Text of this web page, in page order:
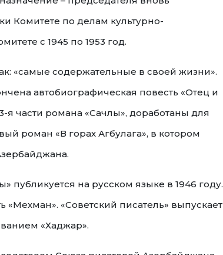
Комитете по делам культурно-
с 1945 по 1953 год.
«самые содержательные в своей жизни».
автобиографическая повесть «Отец и
я части романа «Сачлы», доработаны для
роман «В горах Агбулага», в котором
публикуется на русском языке в 1946 году.
«Мехман». «Советский писатель» выпускает
«Хаджар».